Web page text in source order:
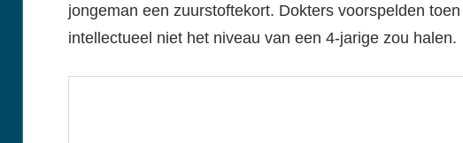
jongeman een zuurstoftekort. Dokters voorspelden
intellectueel niet het niveau van een 4-jarige zou halen.